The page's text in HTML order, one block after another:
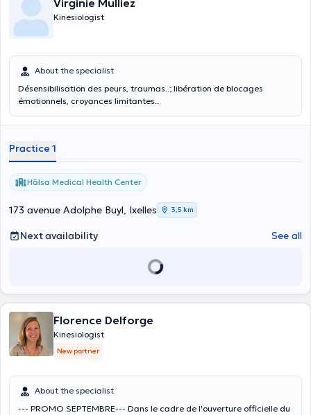
Virginie Mulliez
Kinesiologist
About the specialist
Désensibilisation des peurs, traumas..; libération de blocages
émotionnels, croyances limitantes..
Practice 1
Hälsa Medical Health Center
173 avenue Adolphe Buyl, Ixelles 3,5 km
Next availability See all
Florence Delforge
Kinesiologist
New partner
About the specialist
--- PROMO SEPTEMBRE--- Dans le cadre de l'ouverture officielle du